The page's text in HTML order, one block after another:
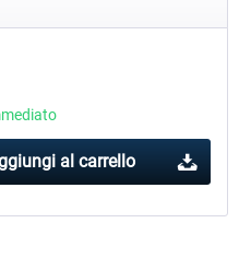
al carrello